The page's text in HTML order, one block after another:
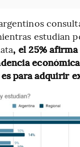
estudian
, el 25% afirma
para adquirir